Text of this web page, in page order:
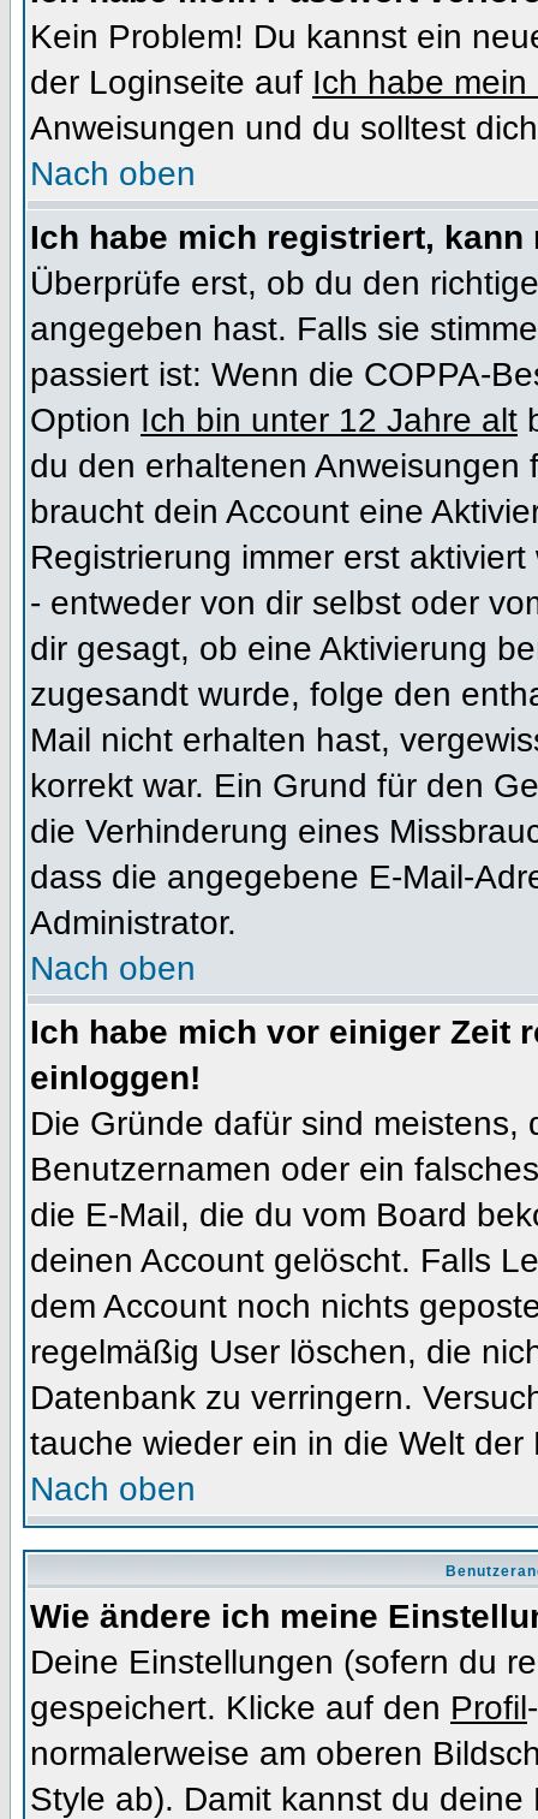
Kein Problem! Du kannst ein
der Loginseite auf Ich habe
Anweisungen und du solltest
Nach oben
Ich habe mich registriert,
Überprüfe erst, ob du den
angegeben hast. Falls sie
passiert ist: Wenn die COPPA-
Option Ich bin unter 12 Jahre alt
du den erhaltenen
braucht dein Account eine
Registrierung immer erst
- entweder von dir selbst oder
dir gesagt, ob eine Aktivierung
zugesandt wurde, folge den
Mail nicht erhalten hast,
korrekt war. Ein Grund für den
die Verhinderung eines
dass die angegebene E-Mail-
Administrator.
Nach oben
Ich habe mich vor einiger Zeit
einloggen!
Die Gründe dafür sind
Benutzernamen oder ein
die E-Mail, die du vom Board
deinen Account gelöscht. Falls
dem Account noch nichts
regelmäßig User löschen, die
Datenbank zu verringern.
tauche wieder ein in die Welt der
Nach oben
Wie ändere ich meine
Deine Einstellungen (sofern du
gespeichert. Klicke auf den Profil
normalerweise am oberen
Style ab). Damit kannst du